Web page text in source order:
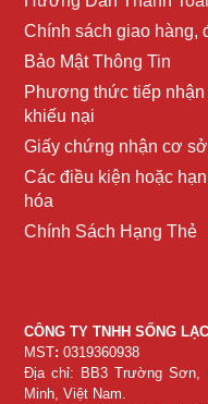
Chính sách giao hàng,
Bảo Mật Thông Tin
Phương thức tiếp nhận
khiếu nại
Giấy chứng nhận cơ
Các điều kiện hoặc
hóa
Chính Sách Hạng Thẻ
CÔNG TY TNHH SỐNG LẠC
MST: 0319360938
Địa chỉ: BB3 Trường Sơn,
Minh, Việt Nam.